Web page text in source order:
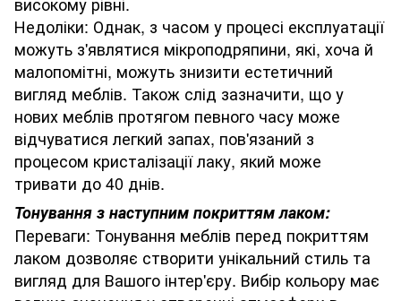
Недоліки: Однак, з часом у процесі експлуатації
можуть з'являтися мікроподряпини, які, хоча й
малопомітні, можуть знизити естетичний
вигляд меблів. Також слід зазначити, що у
нових меблів протягом певного часу може
відчуватися легкий запах, пов'язаний з
процесом кристалізації лаку, який може
тривати до 40 днів.
Тонування з наступним покриттям лаком:
Переваги: Тонування меблів перед покриттям
лаком дозволяє створити унікальний стиль та
вигляд для Вашого інтер'єру. Вибір кольору має